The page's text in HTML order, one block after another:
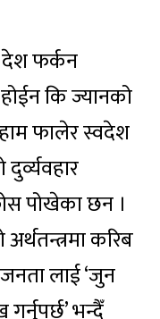
देश फर्कन
होईन कि ज्यानको
फालेर स्वदेश
पोखेका छन ।
करिब
लाई ‘जुन